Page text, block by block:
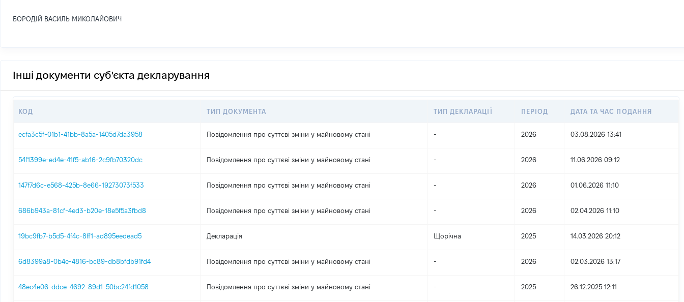
БОРОДІЙ ВАСИЛЬ МИКОЛАЙОВИЧ
Інші документи суб'єкта декларування
КОД ТИП ДОКУМЕНТА ТИП ДЕКЛАРАЦІЇ ПЕРІОД ДАТА ТА ЧАС ПОДАННЯ
ecfa3c5f-01b1-41bb-8a5a-1405d7da3958 Повідомлення про суттєві зміни y майновому стані - 2026 03.08.2026 13:41
54f1399e-ed4e-41f5-ab16-2c9fb70320dc Повідомлення про суттєві зміни y майновому стані - 2026 11.06.2026 09:12
147f7d6c-e568-425b-8e66-19273073f533 Повідомлення про суттєві зміни y майновому стані - 2026 01.06.2026 11:10
686b943a-81cf-4ed3-b20e-18e5f5a3fbd8 Повідомлення про суттєві зміни y майновому стані - 2026 02.04.2026 11:10
19bc9fb7-b5d5-4f4c-8ff1-ad895eedead5 Декларація Щорічна 2025 14.03.2026 20:12
6d8399a8-0b4e-4816-bc89-db8bfdb91fd4 Повідомлення про суттєві зміни y майновому стані - 2026 02.03.2026 13:17
48ec4e06-ddce-4692-89d1-50bc24fd1058 Повідомлення про суттєві зміни y майновому стані - 2025 26.12.2025 12:11